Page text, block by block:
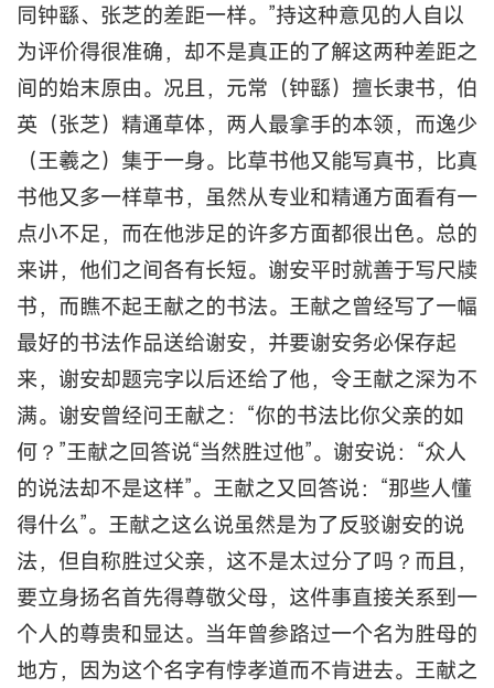
同钟繇、张芝的差距一样。”持这种意见的人自以
为评价得很准确，却不是真正的了解这两种差距之
间的始末原由。况且，元常（钟繇）擅长隶书，伯
英（张芝）精通草体，两人最拿手的本领，而逸少
（王羲之）集于一身。比草书他又能写真书，比真
书他又多一样草书，虽然从专业和精通方面看有一
点小不足，而在他涉足的许多方面都很出色。总的
来讲，他们之间各有长短。谢安平时就善于写尺牍
书，而瞧不起王献之的书法。王献之曾经写了一幅
最好的书法作品送给谢安，并要谢安务必保存起
来，谢安却题完字以后还给了他，令王献之深为不
满。谢安曾经问王献之：“你的书法比你父亲的如
何？”王献之回答说“当然胜过他”。谢安说：“众人
的说法却不是这样”。王献之又回答说：“那些人懂
得什么”。王献之这么说虽然是为了反驳谢安的说
法，但自称胜过父亲，这不是太过分了吗？而且，
要立身扬名首先得尊敬父母，这件事直接关系到一
个人的尊贵和显达。当年曾参路过一个名为胜母的
地方，因为这个名字有悖孝道而不肯进去。王献之